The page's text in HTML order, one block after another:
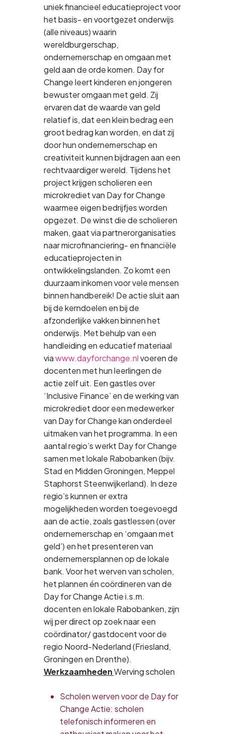
uniek financieel educatieproject voor
het basis- en voortgezet onderwijs
(alle niveaus) waarin
wereldburgerschap,
ondernemerschap en omgaan met
geld aan de orde komen. Day for
Change leert kinderen en jongeren
bewuster omgaan met geld. Zij
ervaren dat de waarde van geld
relatief is, dat een klein bedrag een
groot bedrag kan worden, en dat zij
door hun ondernemerschap en
creativiteit kunnen bijdragen aan een
rechtvaardiger wereld. Tijdens het
project krijgen scholieren een
microkrediet van Day for Change
waarmee eigen bedrijfjes worden
opgezet. De winst die de scholieren
maken, gaat via partnerorganisaties
naar microfinanciering- en financiële
educatieprojecten in
ontwikkelingslanden. Zo komt een
duurzaam inkomen voor vele mensen
binnen handbereik! De actie sluit aan
bij de kerndoelen en bij de
afzonderlijke vakken binnen het
onderwijs. Met behulp van een
handleiding en educatief materiaal
viawww.dayforchange.nlvoeren de
docenten met hun leerlingen de
actie zelf uit. Een gastles over
‘Inclusive Finance’ en de werking van
microkrediet door een medewerker
van Day for Change kan onderdeel
uitmaken van het programma. In een
aantal regio’s werkt Day for Change
samen met lokale Rabobanken (bijv.
Stad en Midden Groningen, Meppel
Staphorst Steenwijkerland). In deze
regio’s kunnen er extra
mogelijkheden worden toegevoegd
aan de actie, zoals gastlessen (over
ondernemerschap en ‘omgaan met
geld’) en het presenteren van
ondernemersplannen op de lokale
bank. Voor het werven van scholen,
het plannen én coördineren van de
Day for Change Actie i.s.m.
docenten en lokale Rabobanken, zijn
wij per direct op zoek naar een
coördinator/ gastdocent voor de
regio Noord-Nederland (Friesland,
Groningen en Drenthe).
WerkzaamhedenWerving scholen
Scholen werven voor de Day for
Change Actie: scholen
telefonisch informeren en